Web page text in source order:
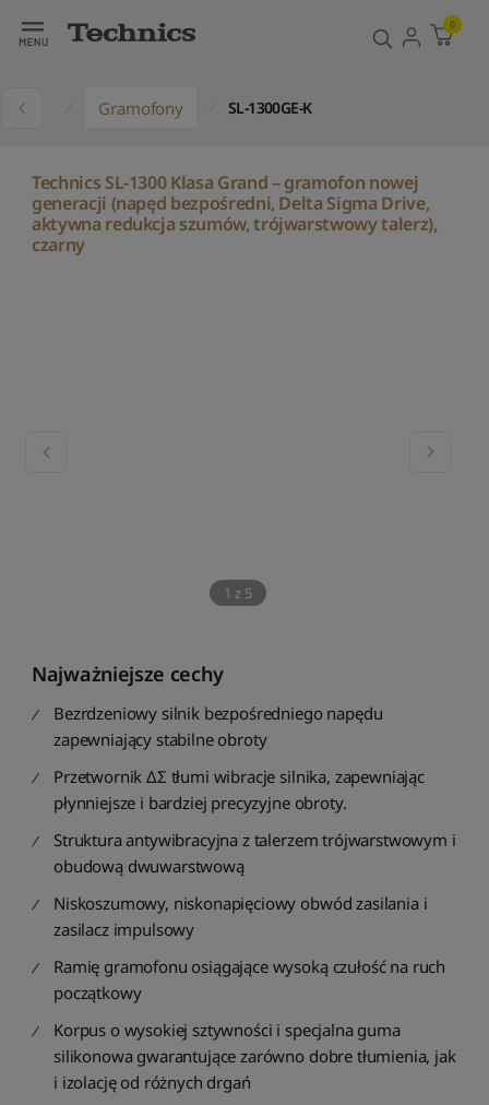
0
Gramofony SL-1300GE-K
Technics SL-1300 Klasa Grand – gramofon nowej
generacji (napęd bezpośredni, Delta Sigma Drive,
aktywna redukcja szumów, trójwarstwowy talerz),
czarny
1 z 5
Najważniejsze cechy
Bezrdzeniowy silnik bezpośredniego napędu
zapewniający stabilne obroty
Przetwornik ΔΣ tłumi wibracje silnika, zapewniając
płynniejsze i bardziej precyzyjne obroty.
Struktura antywibracyjna z talerzem trójwarstwowym i
obudową dwuwarstwową
Niskoszumowy, niskonapięciowy obwód zasilania i
zasilacz impulsowy
Ramię gramofonu osiągające wysoką czułość na ruch
początkowy
Korpus o wysokiej sztywności i specjalna guma
silikonowa gwarantujące zarówno dobre tłumienia, jak
i izolację od różnych drgań